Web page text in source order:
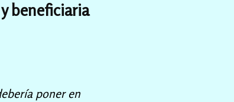
beneficiaria
poner en